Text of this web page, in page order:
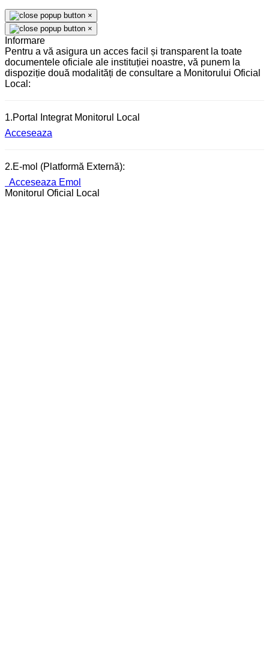
×
×
Informare
Pentru a vă asigura un acces facil și transparent la toate
documentele oficiale ale instituției noastre, vă punem la
dispoziție două modalități de consultare a Monitorului Oficial
Local:
1.Portal Integrat Monitorul Local
Acceseaza
2.E-mol (Platformă Externă):
Acceseaza Emol
Monitorul Oficial Local